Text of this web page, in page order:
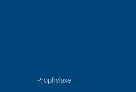
Prophylaxe